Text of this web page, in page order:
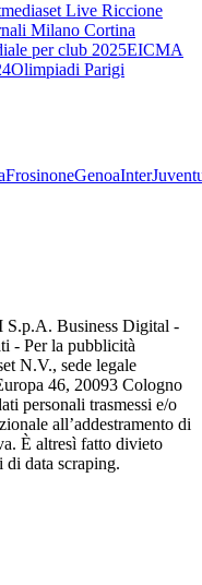
Live Riccione
Milano Cortina
per club 2025EICMA
Olimpiadi Parigi
FrosinoneGenoaInter
S.p.A. Business Digital -
- Per la pubblicità
N.V., sede legale
46, 20093 Cologno
personali trasmessi e/o
all’addestramento di
È altresì fatto divieto
di data scraping.